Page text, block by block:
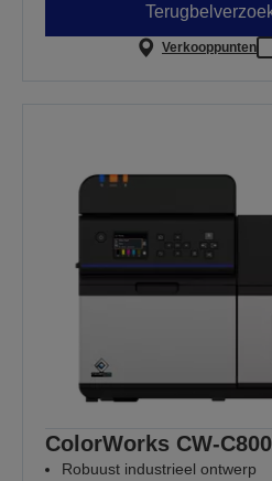
Verkooppunten
ColorWorks CW-
Robuust industrieel ontwerp